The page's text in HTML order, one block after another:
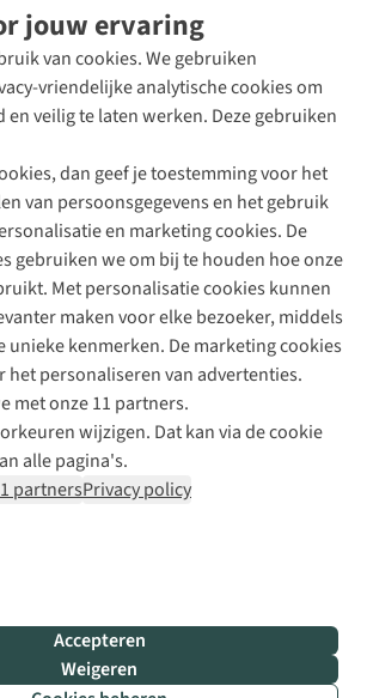
jouw ervaring
van cookies. We gebruiken
vriendelijke analytische cookies om
en veilig te laten werken. Deze gebruiken
dan geef je toestemming voor het
van persoonsgegevens en het gebruik
en marketing cookies. De
gebruiken we om bij te houden hoe onze
Met personalisatie cookies kunnen
maken voor elke bezoeker, middels
unieke kenmerken. De marketing cookies
het personaliseren van advertenties.
met onze 11 partners.
wijzigen. Dat kan via de cookie
alle pagina's.
partnersPrivacy policy
Accepteren
Weigeren
een Buitenexpert
50 88
Bever
B.V.